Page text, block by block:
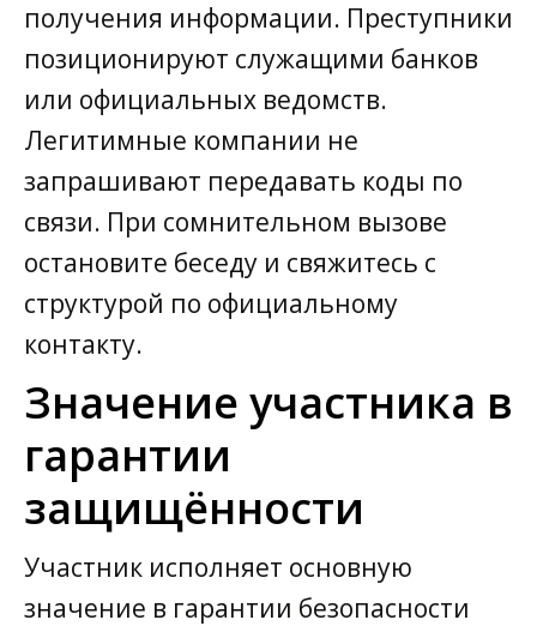
получения информации. Преступники
позиционируют служащими банков
или официальных ведомств.
Легитимные компании не
запрашивают передавать коды по
связи. При сомнительном вызове
остановите беседу и свяжитесь с
структурой по официальному
контакту.
Значение участника в
гарантии
защищённости
Участник исполняет основную
значение в гарантии безопасности